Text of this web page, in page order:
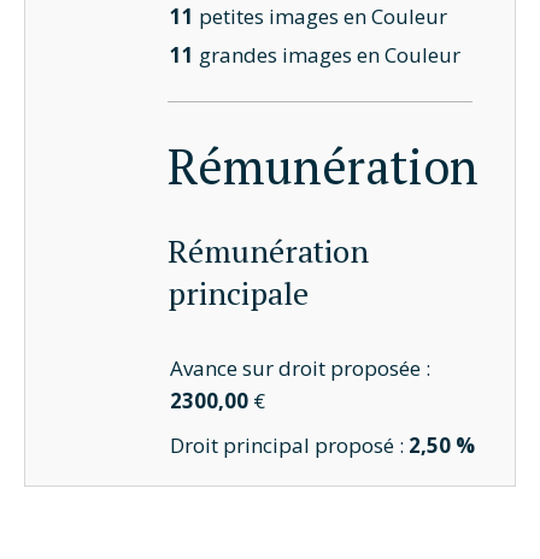
11 petites images en Couleur
11 grandes images en Couleur
Rémunération
Rémunération
principale
Avance sur droit proposée :
2300,00 €
Droit principal proposé : 2,50 %